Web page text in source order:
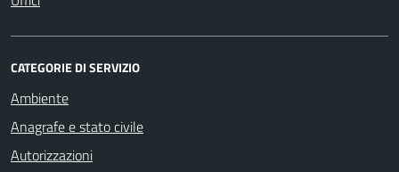
CATEGORIE DI SERVIZIO
Ambiente
Anagrafe e stato civile
Autorizzazioni